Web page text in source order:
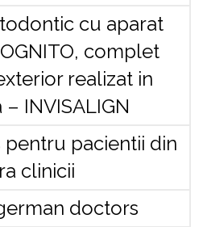
cu aparat
complet
realizat in
INVISALIGN
pentru pacientii din
clinicii
doctors